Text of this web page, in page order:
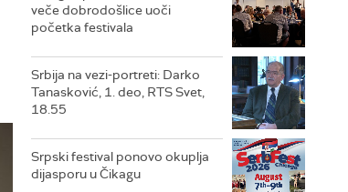
veče dobrodošlice uoči
početka festivala
Srbija na vezi-portreti: Darko
Tanasković, 1. deo, RTS Svet,
18.55
Srpski festival ponovo okuplja
dijasporu u Čikagu